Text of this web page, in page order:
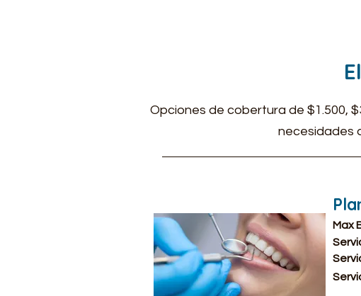
Opciones de cobertura de $1.500,
necesidades
Max